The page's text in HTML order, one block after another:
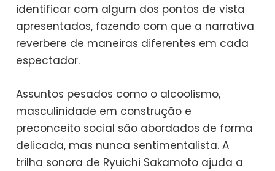
identificar com algum dos pontos de vista
apresentados, fazendo com que a narrativa
reverbere de maneiras diferentes em cada
espectador.
Assuntos pesados como o alcoolismo,
masculinidade em construção e
preconceito social são abordados de forma
delicada, mas nunca sentimentalista. A
trilha sonora de Ryuichi Sakamoto ajuda a